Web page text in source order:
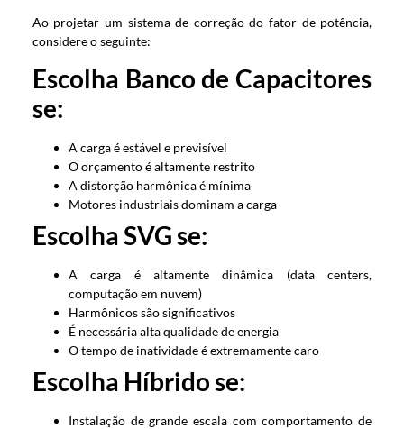
Ao projetar um sistema de correção do fator de potência,
considere o seguinte:
Escolha Banco de Capacitores
se:
A carga é estável e previsível
O orçamento é altamente restrito
A distorção harmônica é mínima
Motores industriais dominam a carga
Escolha SVG se:
A carga é altamente dinâmica (data centers,
computação em nuvem)
Harmônicos são significativos
É necessária alta qualidade de energia
O tempo de inatividade é extremamente caro
Escolha Híbrido se:
Instalação de grande escala com comportamento de